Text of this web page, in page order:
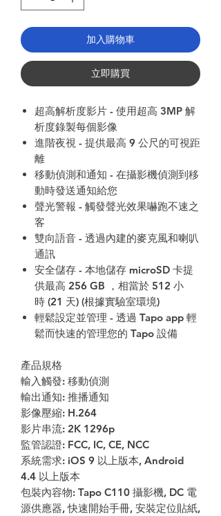
加入購物車
立即購買
超高解析度影片 - 使用超高 3MP 解
析度錄製每個影像
進階夜視 - 提供最高 9 公尺的可視距
離
移動偵測和通知 - 在攝影機偵測到移
動時發送通知給您
聲光警報 - 觸發聲光效果嚇跑不速之
客
雙向語音 - 透過內建的麥克風和喇叭
通訊
安全儲存 - 本地儲存 microSD 卡提
供最高 256 GB ，相當於 512 小
時 (21 天) (根據實驗室環境)
輕鬆設定並管理 - 透過 Tapo app 輕
鬆而快速的管理您的 Tapo 設備
產品規格
輸入觸發: 移動偵測
輸出通知: 推播通知
影像壓縮: H.264
影片串流: 2K 1296p
監管認證: FCC, IC, CE, NCC
系統需求: iOS 9 以上版本, Android
4.4 以上版本
包裝內容物: Tapo C110 攝影機, DC 電
源供應器, 快速開始手冊, 安裝定位貼紙,